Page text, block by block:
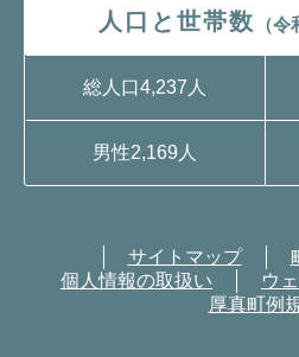
人口と世帯数 （
総人口4,237人
男性2,169人
サイトマップ
個人情報の取扱い
ウ
厚真町例